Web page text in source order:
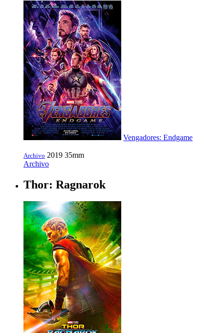
Vengadores: Endgame
Archivo 2019 35mm
Archivo
Thor: Ragnarok